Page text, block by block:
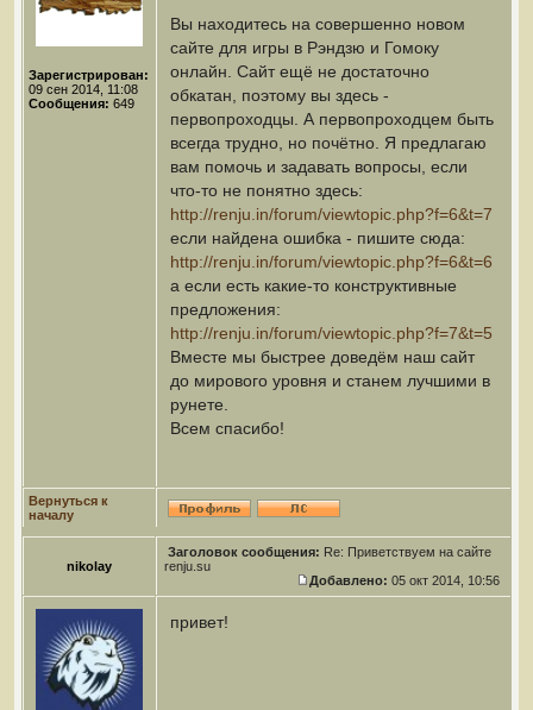
Зарегистрирован:
09 сен 2014, 11:08
Сообщения: 649
Вы находитесь на совершенно новом
сайте для игры в Рэндзю и Гомоку
онлайн. Сайт ещё не достаточно
обкатан, поэтому вы здесь -
первопроходцы. А первопроходцем быть
всегда трудно, но почётно. Я предлагаю
вам помочь и задавать вопросы, если
что-то не понятно здесь:
http://renju.in/forum/viewtopic.php?f=6&t=7
если найдена ошибка - пишите сюда:
http://renju.in/forum/viewtopic.php?f=6&t=6
а если есть какие-то конструктивные
предложения:
http://renju.in/forum/viewtopic.php?f=7&t=5
Вместе мы быстрее доведём наш сайт
до мирового уровня и станем лучшими в
рунете.
Всем спасибо!
Вернуться к
началу
nikolay
Заголовок сообщения: Re: Приветствуем на сайте
renju.su
Добавлено: 05 окт 2014, 10:56
привет!